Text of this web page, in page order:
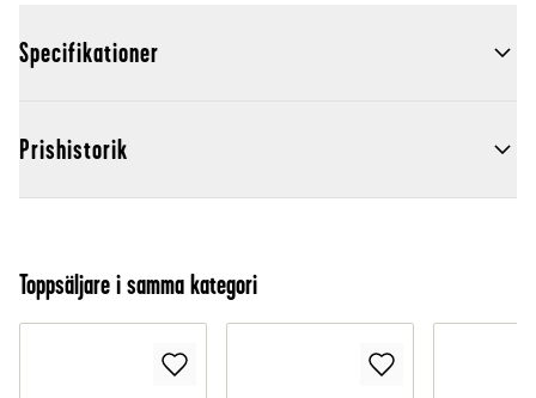
Specifikationer
Prishistorik
Toppsäljare i samma kategori